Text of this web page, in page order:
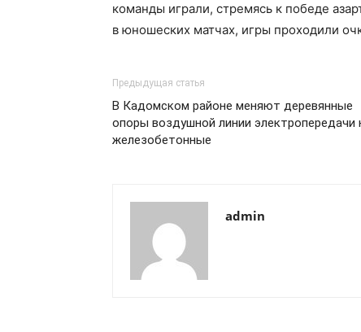
команды играли, стремясь к победе
в юношеских матчах, игры проходили
Предыдущая статья
В Кадомском районе меняют деревянные
опоры воздушной линии электропередачи
железобетонные
admin